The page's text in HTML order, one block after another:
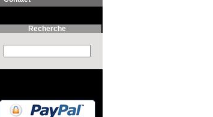
Recherche